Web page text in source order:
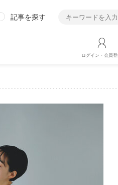
記事を探す
ログイン・会員